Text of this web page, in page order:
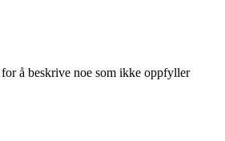
å beskrive noe som ikke oppfyller